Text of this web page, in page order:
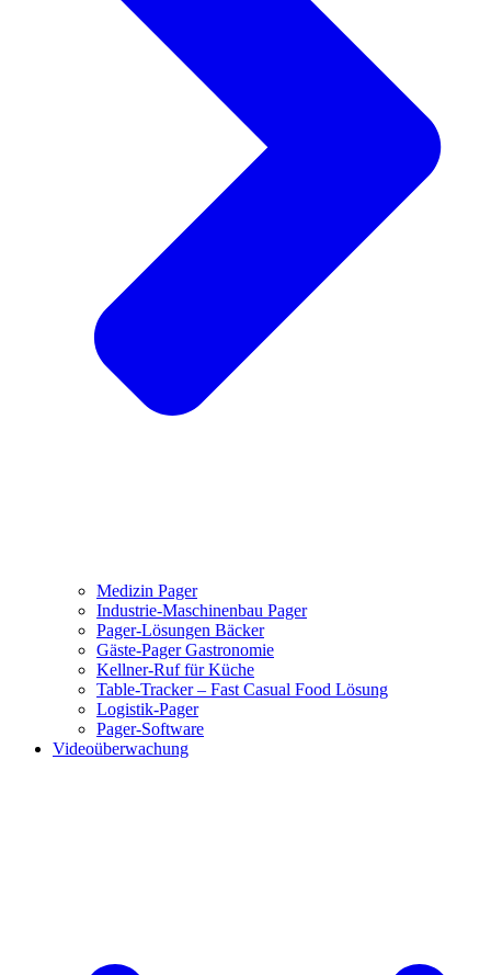
Medizin Pager
Industrie-Maschinenbau Pager
Pager-Lösungen Bäcker
Gäste-Pager Gastronomie
Kellner-Ruf für Küche
Table-Tracker – Fast Casual Food Lösung
Logistik-Pager
Pager-Software
Videoüberwachung